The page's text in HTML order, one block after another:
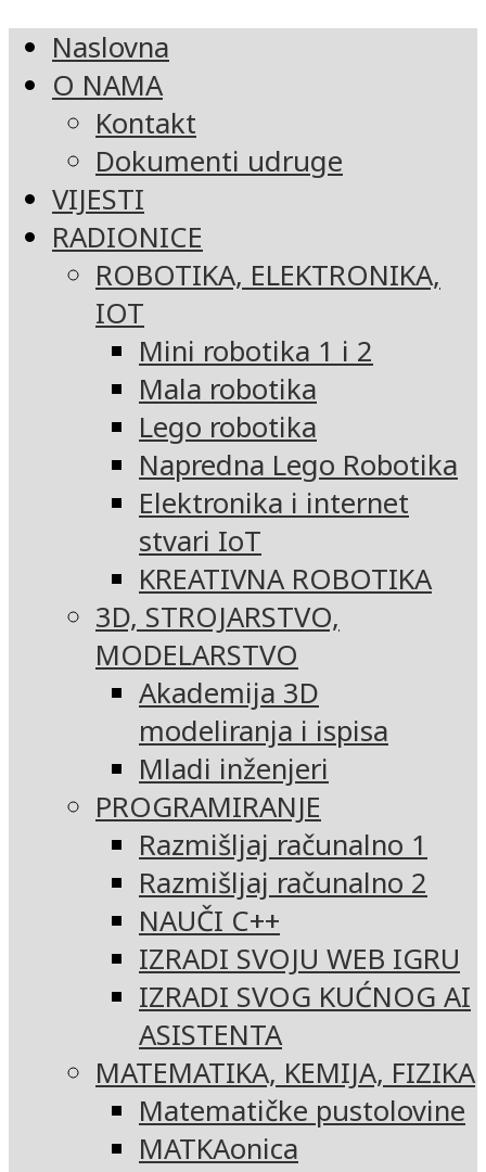
Naslovna
O NAMA
Kontakt
Dokumenti udruge
VIJESTI
RADIONICE
ROBOTIKA, ELEKTRONIKA,
IOT
Mini robotika 1 i 2
Mala robotika
Lego robotika
Napredna Lego Robotika
Elektronika i internet
stvari IoT
KREATIVNA ROBOTIKA
3D, STROJARSTVO,
MODELARSTVO
Akademija 3D
modeliranja i ispisa
Mladi inženjeri
PROGRAMIRANJE
Razmišljaj računalno 1
Razmišljaj računalno 2
NAUČI C++
IZRADI SVOJU WEB IGRU
IZRADI SVOG KUĆNOG AI
ASISTENTA
MATEMATIKA, KEMIJA, FIZIKA
Matematičke pustolovine
MATKAonica